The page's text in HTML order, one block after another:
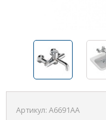
Артикул: A6691AA